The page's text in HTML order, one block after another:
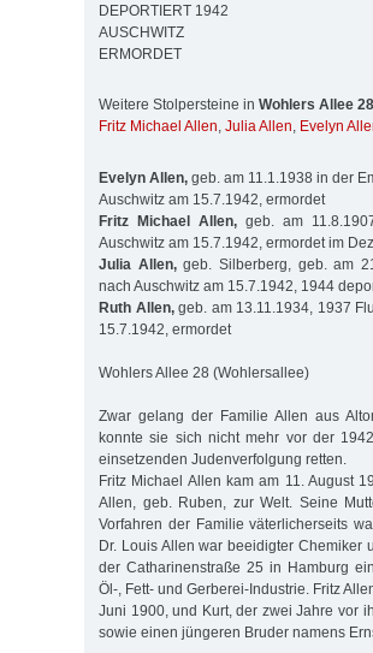
DEPORTIERT 1942
AUSCHWITZ
ERMORDET
Weitere Stolpersteine in Wohlers Allee 28
Fritz Michael Allen, Julia Allen, Evelyn
Evelyn Allen, geb. am 11.1.1938 in der
Auschwitz am 15.7.1942, ermordet
Fritz Michael Allen, geb. am
Auschwitz am 15.7.1942, ermordet im
Julia Allen,geb. Silberberg, geb. am
nach Auschwitz am 15.7.1942, 1944
Ruth Allen,geb. am 13.11.1934, 1937
15.7.1942, ermordet
Wohlers Allee 28 (Wohlersallee)
Zwar gelang der Familie Allen aus
konnte sie sich nicht mehr vor der
einsetzenden Judenverfolgung retten.
Fritz Michael Allen kam am 11. August
Allen, geb. Ruben, zur Welt. Seine
Vorfahren der Familie väterlicherseits
Dr. Louis Allen war beeidigter Chemiker
der Catharinenstraße 25 in Hamburg
Öl-, Fett- und Gerberei-Industrie. Fritz
Juni 1900, und Kurt, der zwei Jahre vor
sowie einen jüngeren Bruder namens